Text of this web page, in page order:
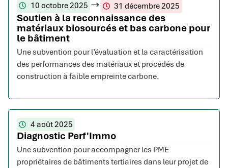
10 octobre 2025 31 décembre 2025
Soutien à la reconnaissance des
matériaux biosourcés et bas carbone pour
le bâtiment
Une subvention pour l’évaluation et la caractérisation
des performances des matériaux et procédés de
construction à faible empreinte carbone.
4 août 2025
Diagnostic Perf'Immo
Une subvention pour accompagner les PME
propriétaires de bâtiments tertiaires dans leur projet de